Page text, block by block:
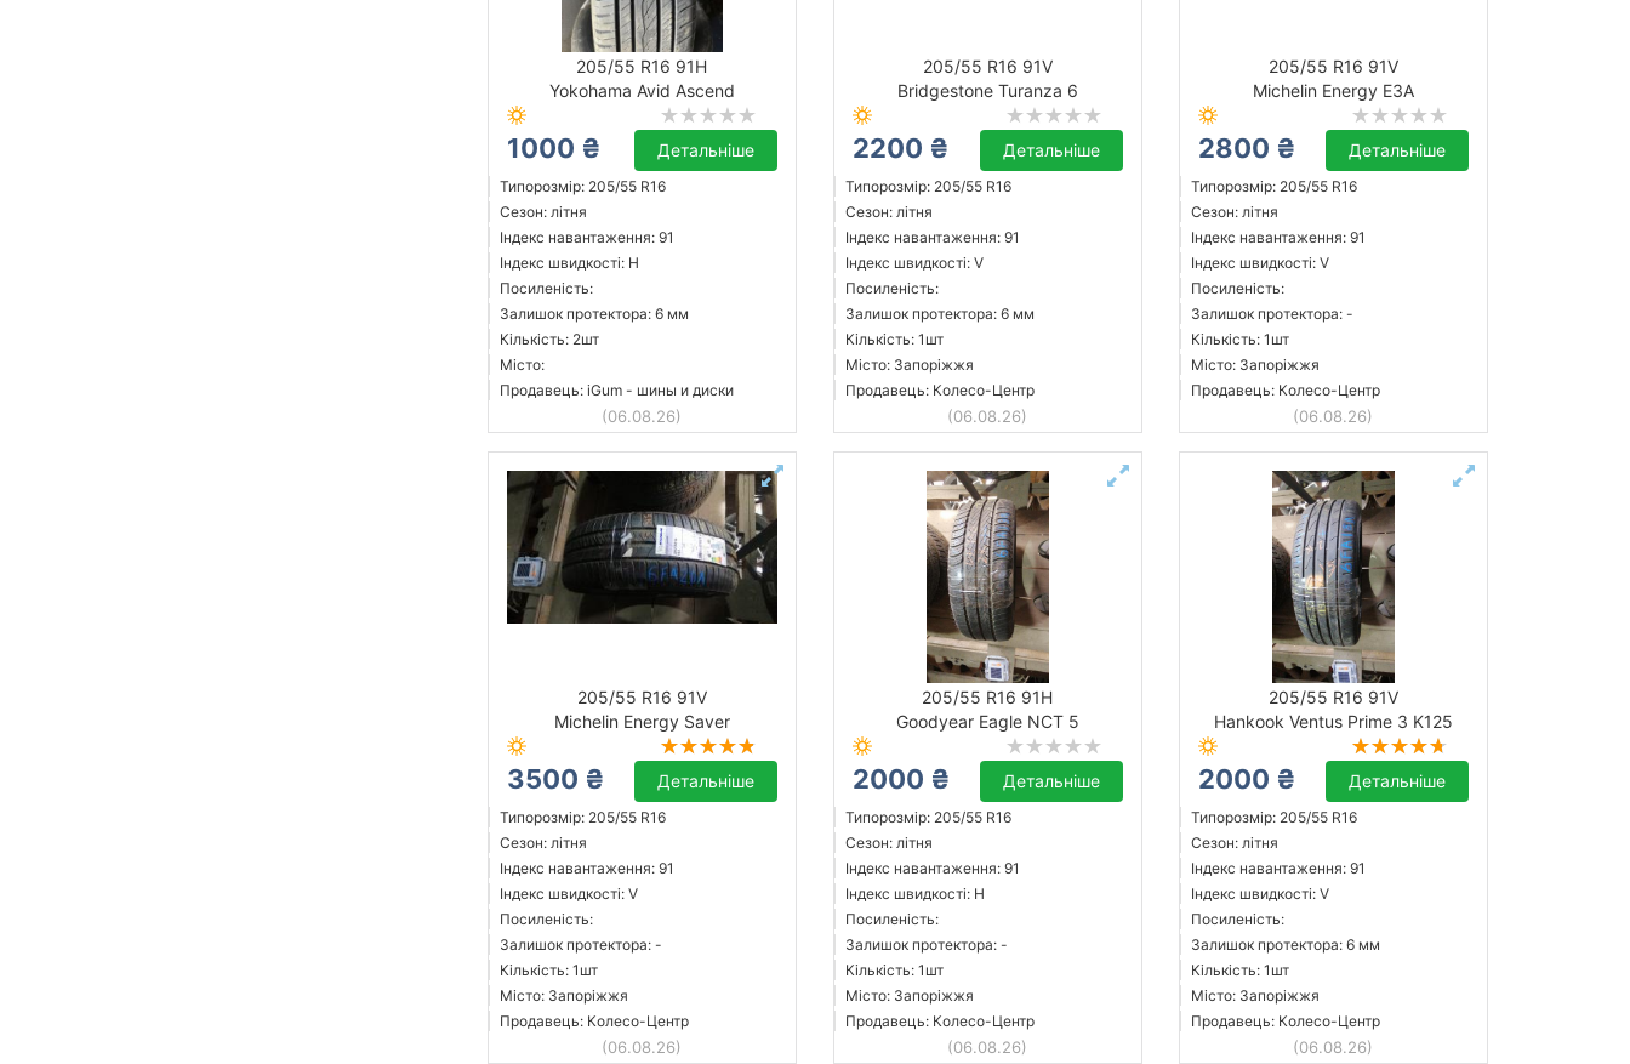
205/55 R16 91H
Yokohama Avid Ascend
1000 ₴ Детальніше
Типорозмір: 205/55 R16
Сезон: літня
Індекс навантаження: 91
Індекс швидкості: H
Посиленість:
Залишок протектора: 6 мм
Кількість: 2шт
Місто:
Продавець: iGum - шины и диски
(06.08.26)
205/55 R16 91V
Bridgestone Turanza 6
2200 ₴ Детальніше
Типорозмір: 205/55 R16
Сезон: літня
Індекс навантаження: 91
Індекс швидкості: V
Посиленість:
Залишок протектора: 6 мм
Кількість: 1шт
Місто: Запоріжжя
Продавець: Колесо-Центр
(06.08.26)
205/55 R16 91V
Michelin Energy E3A
2800 ₴ Детальніше
Типорозмір: 205/55 R16
Сезон: літня
Індекс навантаження: 91
Індекс швидкості: V
Посиленість:
Залишок протектора: -
Кількість: 1шт
Місто: Запоріжжя
Продавець: Колесо-Центр
(06.08.26)
205/55 R16 91V
Michelin Energy Saver
3500 ₴ Детальніше
Типорозмір: 205/55 R16
Сезон: літня
Індекс навантаження: 91
Індекс швидкості: V
Посиленість:
Залишок протектора: -
Кількість: 1шт
Місто: Запоріжжя
Продавець: Колесо-Центр
(06.08.26)
205/55 R16 91H
Goodyear Eagle NCT 5
2000 ₴ Детальніше
Типорозмір: 205/55 R16
Сезон: літня
Індекс навантаження: 91
Індекс швидкості: H
Посиленість:
Залишок протектора: -
Кількість: 1шт
Місто: Запоріжжя
Продавець: Колесо-Центр
(06.08.26)
205/55 R16 91V
Hankook Ventus Prime 3 K125
2000 ₴ Детальніше
Типорозмір: 205/55 R16
Сезон: літня
Індекс навантаження: 91
Індекс швидкості: V
Посиленість:
Залишок протектора: 6 мм
Кількість: 1шт
Місто: Запоріжжя
Продавець: Колесо-Центр
(06.08.26)